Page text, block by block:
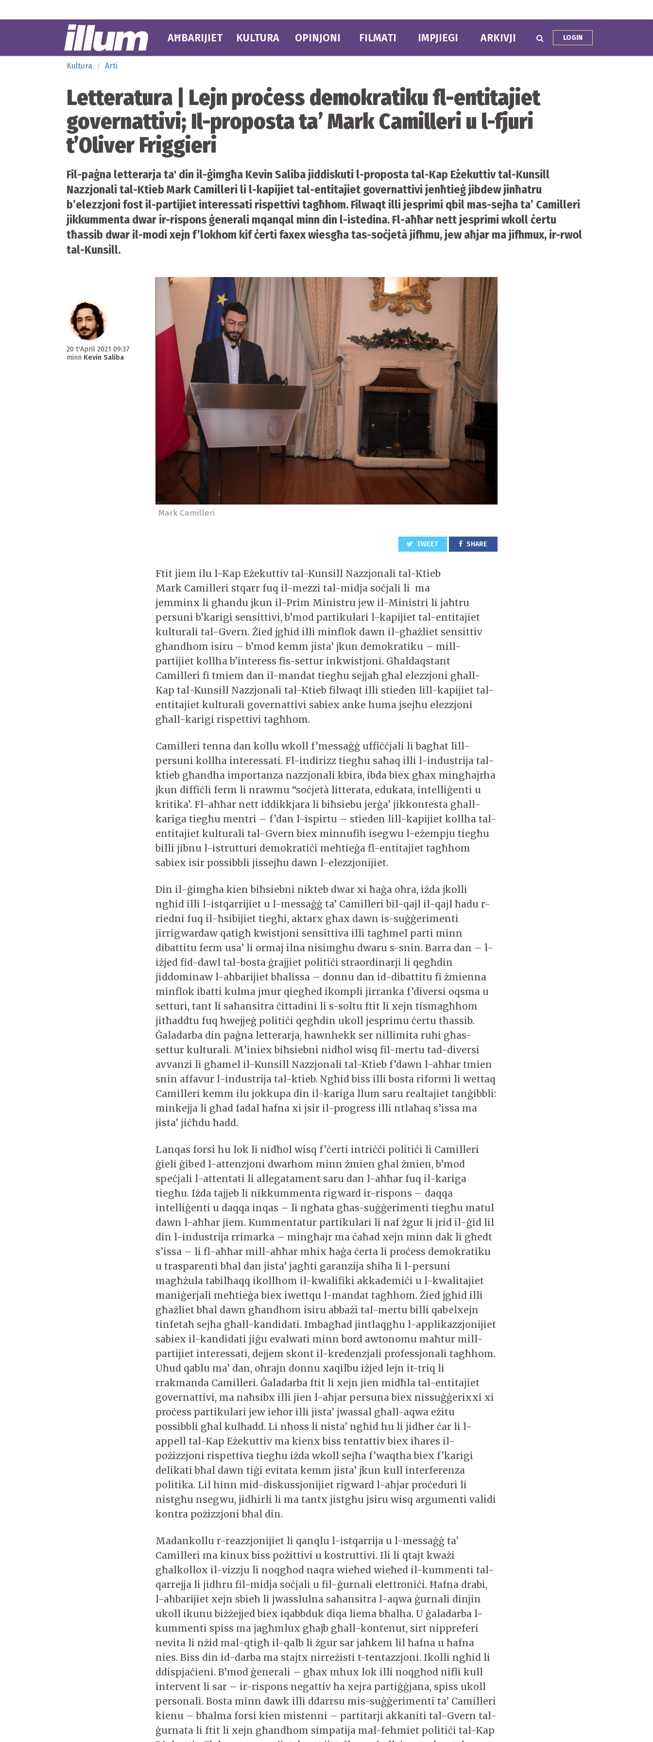
AĦBARIJIET KULTURA OPINJONI FILMATI IMPJIEGI ARKIVJI LOGIN
Kultura Arti
Letteratura | Lejn proċess demokratiku fl-entitajiet
governattivi; Il-proposta ta’ Mark Camilleri u l-fjuri
t’Oliver Friggieri
Fil-paġna letterarja ta' din il-ġimgħa Kevin Saliba jiddiskuti l-proposta tal-Kap Eżekuttiv tal-Kunsill
Nazzjonali tal-Ktieb Mark Camilleri li l-kapijiet tal-entitajiet governattivi jenħtieġ jibdew jinħatru
b’elezzjoni fost il-partijiet interessati rispettivi tagħhom. Filwaqt illi jesprimi qbil mas-sejħa ta’ Camilleri
jikkummenta dwar ir-rispons ġenerali mqanqal minn din l-istedina. Fl-aħħar nett jesprimi wkoll ċertu
tħassib dwar il-modi xejn f’lokhom kif ċerti faxex wiesgħa tas-soċjetà jifhmu, jew aħjar ma jifhmux, ir-rwol
tal-Kunsill.
20 t'April 2021 09:37
minn Kevin Saliba
Mark Camilleri
TWEET SHARE
Ftit jiem ilu l-Kap Eżekuttiv tal-Kunsill Nazzjonali tal-Ktieb
Mark Camilleri stqarr fuq il-mezzi tal-midja soċjali li ma
jemminx li għandu jkun il-Prim Ministru jew il-Ministri li jaħtru
persuni b’karigi sensittivi, b’mod partikulari l-kapijiet tal-entitajiet
kulturali tal-Gvern. Żied jgħid illi minflok dawn il-għażliet sensittiv
għandhom isiru – b’mod kemm jista’ jkun demokratiku – mill-
partijiet kollha b’interess fis-settur inkwistjoni. Għaldaqstant
Camilleri fi tmiem dan il-mandat tiegħu sejjaħ għal elezzjoni għall-
Kap tal-Kunsill Nazzjonali tal-Ktieb filwaqt illi stieden lill-kapijiet tal-
entitajiet kulturali governattivi sabiex anke huma jsejħu elezzjoni
għall-karigi rispettivi tagħhom.
Camilleri tenna dan kollu wkoll f’messaġġ uffiċċjali li bagħat lill-
persuni kollha interessati. Fl-indirizz tiegħu saħaq illi l-industrija tal-
ktieb għandha importanza nazzjonali kbira, ibda biex għax mingħajrha
jkun diffiċli ferm li nrawmu “soċjetà litterata, edukata, intelliġenti u
kritika’. Fl-aħħar nett iddikkjara li biħsiebu jerġa’ jikkontesta għall-
kariga tiegħu mentri – f’dan l-ispirtu – stieden lill-kapijiet kollha tal-
entitajiet kulturali tal-Gvern biex minnufih isegwu l-eżempju tiegħu
billi jibnu l-istrutturi demokratiċi meħtieġa fl-entitajiet tagħhom
sabiex isir possibbli jissejħu dawn l-elezzjonijiet.
Din il-ġimgħa kien biħsiebni nikteb dwar xi ħaġa oħra, iżda jkolli
ngħid illi l-istqarrijiet u l-messaġġ ta’ Camilleri bil-qajl il-qajl ħadu r-
riedni fuq il-ħsibijiet tiegħi, aktarx għax dawn is-suġġerimenti
jirrigwardaw qatigħ kwistjoni sensittiva illi tagħmel parti minn
dibattitu ferm usa’ li ormaj ilna nisimgħu dwaru s-snin. Barra dan – l-
iżjed fid-dawl tal-bosta ġrajjiet politiċi straordinarji li qegħdin
jiddominaw l-aħbarijiet bħalissa – donnu dan id-dibattitu fi żmienna
minflok ibatti kulma jmur qiegħed ikompli jirranka f’diversi oqsma u
setturi, tant li saħansitra ċittadini li s-soltu ftit li xejn tismagħhom
jitħaddtu fuq ħwejjeġ politiċi qegħdin ukoll jesprimu ċertu tħassib.
Ġaladarba din paġna letterarja, hawnhekk ser nillimita ruħi għas-
settur kulturali. M’iniex biħsiebni nidħol wisq fil-mertu tad-diversi
avvanzi li għamel il-Kunsill Nazzjonali tal-Ktieb f’dawn l-aħħar tmien
snin affavur l-industrija tal-ktieb. Ngħid biss illi bosta riformi li wettaq
Camilleri kemm ilu jokkupa din il-kariga llum saru realtajiet tanġibbli:
minkejja li għad fadal ħafna xi jsir il-progress illi ntlaħaq s’issa ma
jista’ jiċħdu ħadd.
Lanqas forsi hu lok li nidħol wisq f’ċerti intriċċi politiċi li Camilleri
ġieli ġibed l-attenzjoni dwarhom minn żmien għal żmien, b’mod
speċjali l-attentati li allegatament saru dan l-aħħar fuq il-kariga
tiegħu. Iżda tajjeb li nikkummenta rigward ir-rispons – daqqa
intelliġenti u daqqa inqas – li ngħata għas-suġġerimenti tiegħu matul
dawn l-aħħar jiem. Kummentatur partikulari li naf żgur li jrid il-ġid lil
din l-industrija rrimarka – mingħajr ma ċaħad xejn minn dak li għedt
s’issa – li fl-aħħar mill-aħħar mhix ħaġa ċerta li proċess demokratiku
u trasparenti bħal dan jista’ jagħti garanzija sħiħa li l-persuni
magħżula tabilħaqq ikollhom il-kwalifiki akkademiċi u l-kwalitajiet
maniġerjali meħtieġa biex iwettqu l-mandat tagħhom. Żied jgħid illi
għażliet bħal dawn għandhom isiru abbażi tal-mertu billi qabelxejn
tinfetaħ sejħa għall-kandidati. Imbagħad jintlaqgħu l-applikazzjonijiet
sabiex il-kandidati jiġu evalwati minn bord awtonomu maħtur mill-
partijiet interessati, dejjem skont il-kredenzjali professjonali tagħhom.
Uħud qablu ma’ dan, oħrajn donnu xaqilbu iżjed lejn it-triq li
rrakmanda Camilleri. Ġaladarba ftit li xejn jien midħla tal-entitajiet
governattivi, ma naħsibx illi jien l-aħjar persuna biex nissuġġerixxi xi
proċess partikulari jew ieħor illi jista’ jwassal għall-aqwa eżitu
possibbli għal kulħadd. Li nħoss li nista’ ngħid hu li jidher ċar li l-
appell tal-Kap Eżekuttiv ma kienx biss tentattiv biex iħares il-
pożizzjoni rispettiva tiegħu iżda wkoll sejħa f’waqtha biex f’karigi
delikati bħal dawn tiġi evitata kemm jista’ jkun kull interferenza
politika. Lil hinn mid-diskussjonijiet rigward l-aħjar proċeduri li
nistgħu nsegwu, jidhirli li ma tantx jistgħu jsiru wisq argumenti validi
kontra pożizzjoni bħal din.
Madankollu r-reazzjonijiet li qanqlu l-istqarrija u l-messaġġ ta’
Camilleri ma kinux biss pożittivi u kostruttivi. Ili li qtajt kważi
għalkollox il-vizzju li noqgħod naqra wieħed wieħed il-kummenti tal-
qarrejja li jidhru fil-midja soċjali u fil-ġurnali elettroniċi. Ħafna drabi,
l-aħbarijiet xejn sbieħ li jwasslulna saħansitra l-aqwa ġurnali dinjin
ukoll ikunu biżżejjed biex iqabbduk diqa liema bħalha. U ġaladarba l-
kummenti spiss ma jagħmlux għajb għall-kontenut, sirt nippreferi
nevita li nżid mal-qtigħ il-qalb li żgur sar jaħkem lil ħafna u ħafna
nies. Biss din id-darba ma stajtx nirreżisti t-tentazzjoni. Ikolli ngħid li
ddispjaċieni. B’mod ġenerali – għax mhux lok illi noqgħod nifli kull
intervent li sar – ir-rispons negattiv ħa xejra partiġġjana, spiss ukoll
personali. Bosta minn dawk illi ddarrsu mis-suġġerimenti ta’ Camilleri
kienu – bħalma forsi kien mistenni – partitarji akkaniti tal-Gvern tal-
ġurnata li ftit li xejn għandhom simpatija mal-fehmiet politiċi tal-Kap